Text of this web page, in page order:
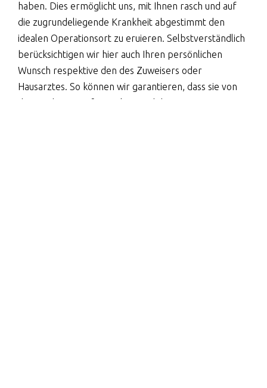
haben. Dies ermöglicht uns, mit Ihnen rasch und auf
die zugrundeliegende Krankheit abgestimmt den
idealen Operationsort zu eruieren. Selbstverständlich
berücksichtigen wir hier auch Ihren persönlichen
Wunsch respektive den des Zuweisers oder
Hausarztes. So können wir garantieren, dass sie von
der modernen Infrastruktur und der